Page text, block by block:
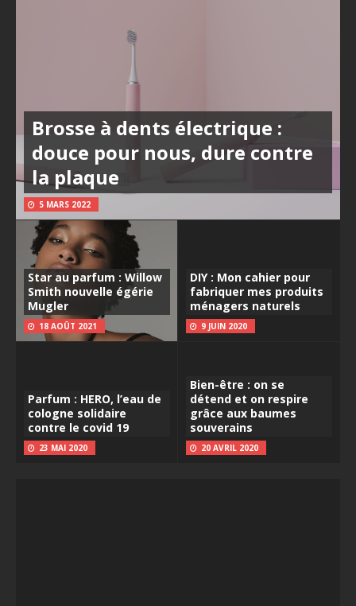
Brosse à dents électrique :
douce pour nous, dure contre
la plaque
5 MARS 2022
Star au parfum : Willow
Smith nouvelle égérie
Mugler
18 AOÛT 2021
DIY : Mon cahier pour
fabriquer mes produits
ménagers naturels
9 JUIN 2020
Parfum : HERO, l’eau de
cologne solidaire
contre le covid 19
23 MAI 2020
Bien-être : on se
détend et on respire
grâce aux baumes
souverains
20 AVRIL 2020